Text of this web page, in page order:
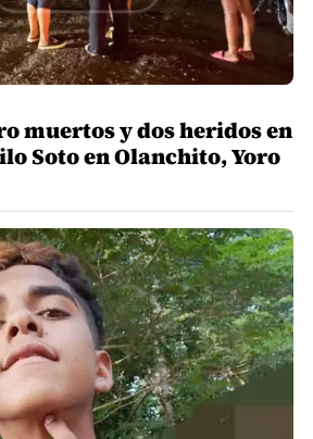
muertos y dos heridos en
Soto en Olanchito, Yoro